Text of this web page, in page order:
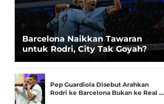
Barcelona Naikkan Tawaran
untuk Rodri, City Tak Goyah?
Pep Guardiola Disebut Arahkan
Rodri ke Barcelona Bukan ke Real …